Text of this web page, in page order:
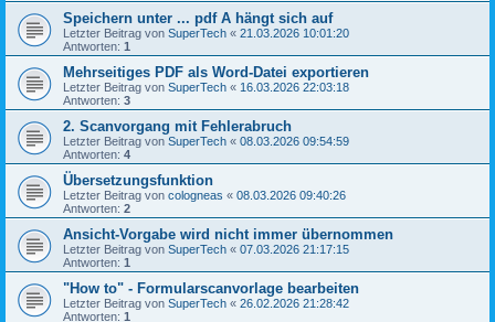
Speichern unter ... pdf A hängt sich auf
Letzter Beitrag von SuperTech « 21.03.2026 10:01:20
Antworten: 1
Mehrseitiges PDF als Word-Datei exportieren
Letzter Beitrag von SuperTech « 16.03.2026 22:03:18
Antworten: 3
2. Scanvorgang mit Fehlerabruch
Letzter Beitrag von SuperTech « 08.03.2026 09:54:59
Antworten: 4
Übersetzungsfunktion
Letzter Beitrag von cologneas « 08.03.2026 09:40:26
Antworten: 2
Ansicht-Vorgabe wird nicht immer übernommen
Letzter Beitrag von SuperTech « 07.03.2026 21:17:15
Antworten: 1
"How to" - Formularscanvorlage bearbeiten
Letzter Beitrag von SuperTech « 26.02.2026 21:28:42
Antworten: 1